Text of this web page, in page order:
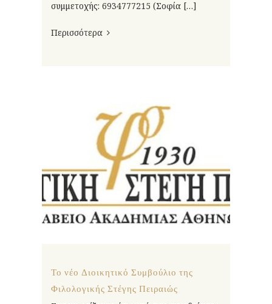
συμμετοχής: 6934777215 (Σοφία […]
Περισσότερα
Το νέο Διοικητικό Συμβούλιο της
Φιλολογικής Στέγης Πειραιώς